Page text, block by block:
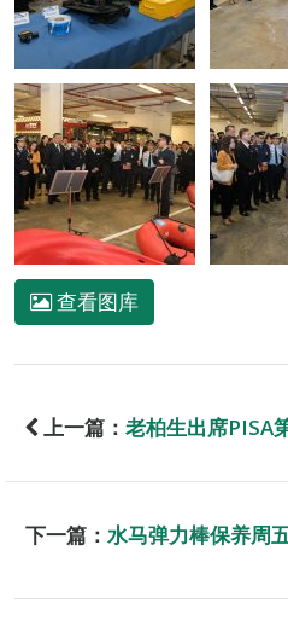
查看图库
上一篇： 老柏生出席PISA
下一篇： 水马弹力棒保养周